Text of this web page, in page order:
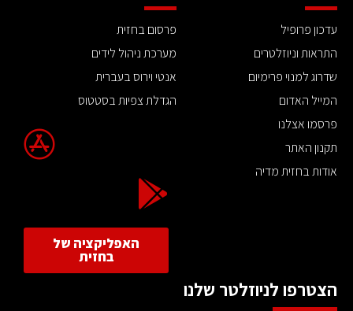
עדכון פרופיל
התראות וניוזלטרים
שדרוג למנוי פרימיום
המייל האדום
פרסמו אצלנו
תקנון האתר
אודות בחזית מדיה
פרסום בחזית
מערכת ניהול לידים
אנטי וירוס בעברית
הגדלת צפיות בסטטוס
האפליקציה של
בחזית
הצטרפו לניוזלטר שלנו